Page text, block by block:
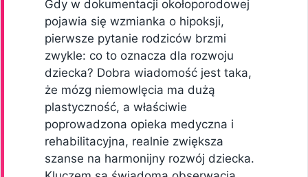
Gdy w dokumentacji okołoporodowej
pojawia się wzmianka o hipoksji,
pierwsze pytanie rodziców brzmi
zwykle: co to oznacza dla rozwoju
dziecka? Dobra wiadomość jest taka,
że mózg niemowlęcia ma dużą
plastyczność, a właściwie
poprowadzona opieka medyczna i
rehabilitacyjna, realnie zwiększa
szanse na harmonijny rozwój dziecka.